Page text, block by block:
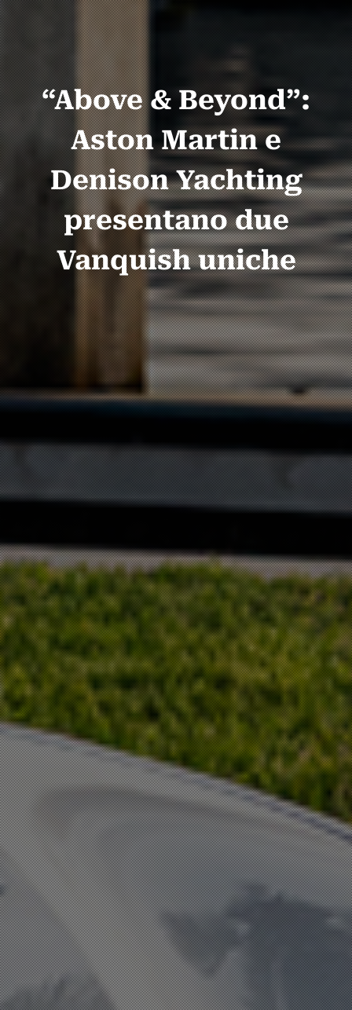
“Above & Beyond”:
Aston Martin e
Denison Yachting
presentano due
Vanquish uniche